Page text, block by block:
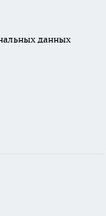
данных